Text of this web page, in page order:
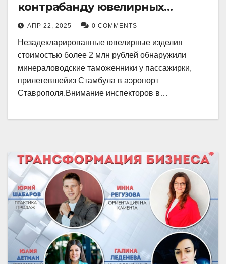
контрабанду ювелирных
изделий на 2 млн рублей
АПР 22, 2025 0 COMMENTS
Незадекларированные ювелирные изделия
стоимостью более 2 млн рублей обнаружили
минераловодские таможенники у пассажирки,
прилетевшейиз Стамбула в аэропорт
Ставрополя.Внимание инспекторов в…